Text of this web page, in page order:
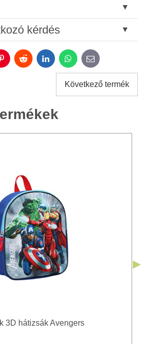
adatok kezeléséhez a űrlap
a Bomba
*
kérdés
PinterestReddit LinkedInWhatsApp
E-
mail
Következő termék
3D hátizsák Avengers